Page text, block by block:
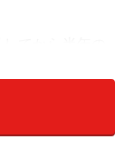
年のイラク戦
、40％超の上